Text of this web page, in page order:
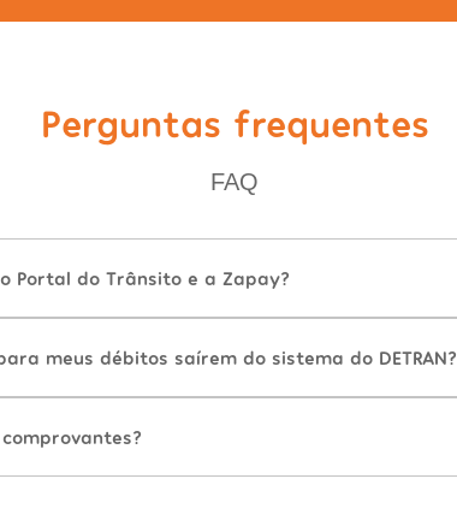
Perguntas frequentes
FAQ
Portal do Trânsito e a Zapay?
meus débitos saírem do sistema do DETRAN?